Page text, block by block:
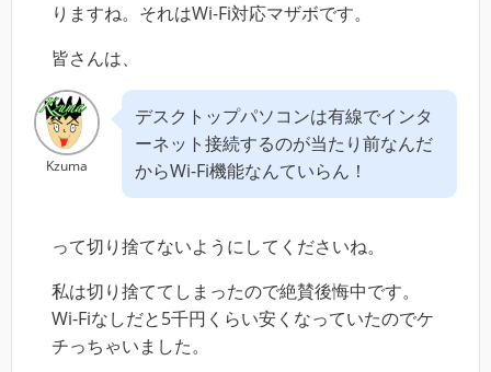
りますね。それはWi-Fi対応マザボです。
皆さんは、
Kzuma
デスクトップパソコンは有線でインタ
ーネット接続するのが当たり前なんだ
からWi-Fi機能なんていらん！
って切り捨てないようにしてくださいね。
私は切り捨ててしまったので絶賛後悔中です。
Wi-Fiなしだと5千円くらい安くなっていたのでケ
チっちゃいました。